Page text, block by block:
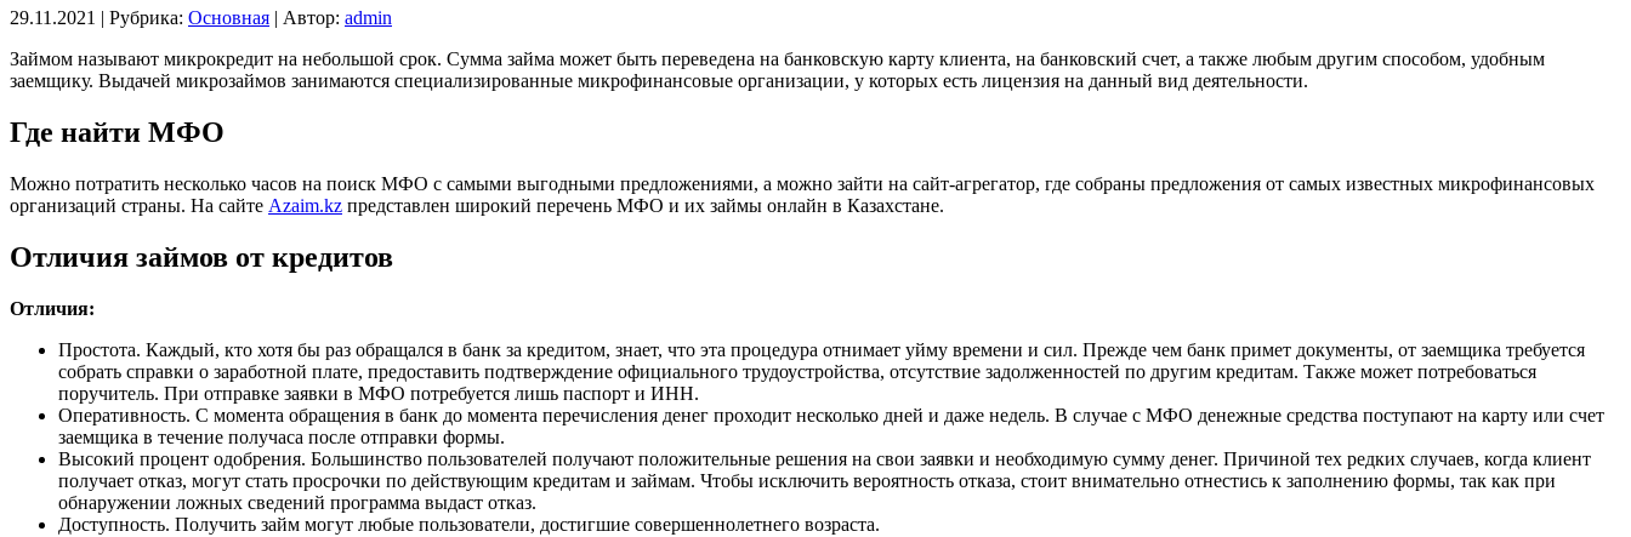
29.11.2021 | Рубрика: Основная Автор: admin
Займом называют микрокредит на небольшой срок. Сумма займа может быть переведена на банковскую карту клиента, на банковский счет, а также любым другим способом, удобным
заемщику. Выдачей микрозаймов занимаются специализированные микрофинансовые организации, у которых есть лицензия на данный вид деятельности.
Где найти МФО
Можно потратить несколько часов на поиск МФО с самыми выгодными предложениями, а можно зайти на сайт-агрегатор, где собраны предложения от самых известных микрофинансовых
организаций страны. На сайте Azaim.kz представлен широкий перечень МФО и их займы онлайн в Казахстане.
Отличия займов от кредитов
Отличия:
Простота. Каждый, кто хотя бы раз обращался в банк за кредитом, знает, что эта процедура отнимает уйму времени и сил. Прежде чем банк примет документы, от заемщика требуется
собрать справки о заработной плате, предоставить подтверждение официального трудоустройства, отсутствие задолженностей по другим кредитам. Также может потребоваться
поручитель. При отправке заявки в МФО потребуется лишь паспорт и ИНН.
Оперативность. С момента обращения в банк до момента перечисления денег проходит несколько дней и даже недель. В случае с МФО денежные средства поступают на карту или счет
заемщика в течение получаса после отправки формы.
Высокий процент одобрения. Большинство пользователей получают положительные решения на свои заявки и необходимую сумму денег. Причиной тех редких случаев, когда клиент
получает отказ, могут стать просрочки по действующим кредитам и займам. Чтобы исключить вероятность отказа, стоит внимательно отнестись к заполнению формы, так как при
обнаружении ложных сведений программа выдаст отказ.
Доступность. Получить займ могут любые пользователи, достигшие совершеннолетнего возраста.